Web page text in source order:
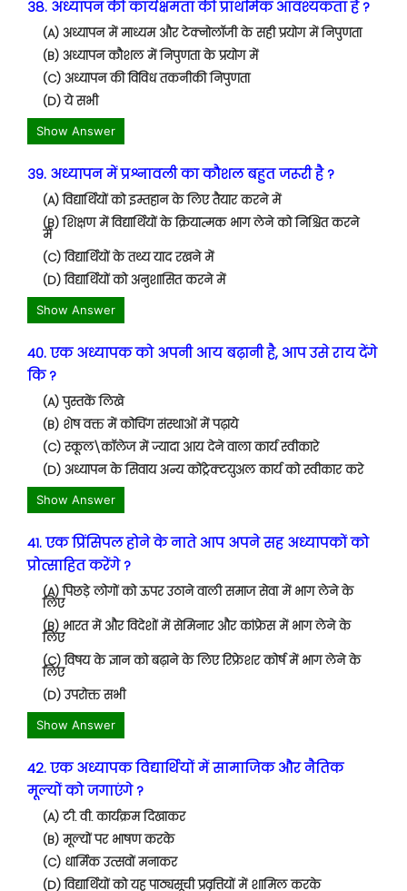
38. अध्यापन की कार्यक्षमता की प्राथमिक आवश्यकता है ?
(A) अध्यापन में माध्यम और टेक्नोलॉजी के सही प्रयोग में निपुणता
(B) अध्यापन कौशल में निपुणता के प्रयोग में
(C) अध्यापन की विविध तकनीकी निपुणता
(D) ये सभी
Show Answer
39. अध्यापन में प्रश्नावली का कौशल बहुत जरूरी है ?
(A) विद्यार्थियों को इम्तहान के लिए तैयार करने में
(B) शिक्षण में विद्यार्थियों के क्रियात्मक भाग लेने को निश्चित करने
में
(C) विद्यार्थियों के तथ्य याद रखने में
(D) विद्यार्थियों को अनुशासित करने में
Show Answer
40. एक अध्यापक को अपनी आय बढ़ानी है, आप उसे राय देंगे
कि ?
(A) पुस्तकें लिखे
(B) शेष वक्त में कोचिंग संस्थाओं में पढ़ाये
(C) स्कूल\कॉलेज में ज्यादा आय देने वाला कार्य स्वीकारे
(D) अध्यापन के सिवाय अन्य कोंट्रेक्टयुअल कार्य को स्वीकार करे
Show Answer
41. एक प्रिंसिपल होने के नाते आप अपने सह अध्यापकों को
प्रोत्साहित करेंगे ?
(A) पिछड़े लोगों को ऊपर उठाने वाली समाज सेवा में भाग लेने के
लिए
(B) भारत में और विदेशों में सेमिनार और कांफ्रेस में भाग लेने के
लिए
(C) विषय के ज्ञान को बढ़ाने के लिए रिफ्रेशर कोर्ष में भाग लेने के
लिए
(D) उपरोक्त सभी
Show Answer
42. एक अध्यापक विद्यार्थियों में सामाजिक और नैतिक
मूल्यों को जगाएंगे ?
(A) टी. वी. कार्यक्रम दिखाकर
(B) मूल्यों पर भाषण करके
(C) धार्मिक उत्सवों मनाकर
(D) विद्यार्थियों को यह पाठ्यसूची प्रवृत्तियों में शामिल करके